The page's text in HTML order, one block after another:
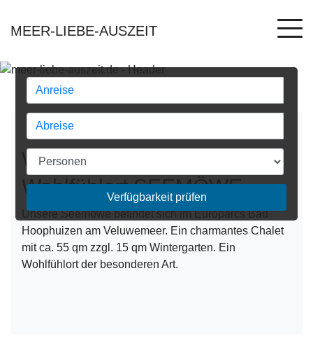
MEER-LIEBE-AUSZEIT
Verfügbarkeit prüfen
Willkommen an unserem
Wohlfühlort SEEMÖWE
Unsere Seemöwe befindet sich im Europarcs Bad
Hoophuizen am Veluwemeer. Ein charmantes Chalet
mit ca. 55 qm zzgl. 15 qm Wintergarten. Ein
Wohlfühlort der besonderen Art.